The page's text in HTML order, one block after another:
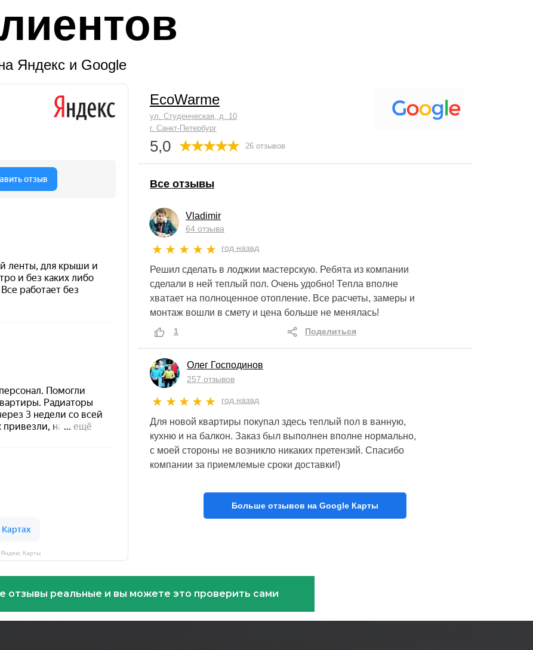
Яндекс и Google
Карты
5,0
ул. Студенческая, д. 10
г. Санкт-Петербург
EcoWarme
26 отзывов
Все отзывы
Vladimir
64 отзыва
год назад
Решил сделать в лоджии мастерскую. Ребята из компании
сделали в ней теплый пол. Очень удобно! Тепла вполне
хватает на полноценное отопление. Все расчеты, замеры и
монтаж вошли в смету и цена больше не менялась!
1 Поделиться
Олег Господинов
257 отзывов
год назад
Для новой квартиры покупал здесь теплый пол в ванную,
кухню и на балкон. Заказ был выполнен вполне нормально,
с моей стороны не возникло никаких претензий. Спасибо
компании за приемлемые сроки доставки!)
Больше отзывов на Google Карты
отзывы реальные и вы можете это проверить сами